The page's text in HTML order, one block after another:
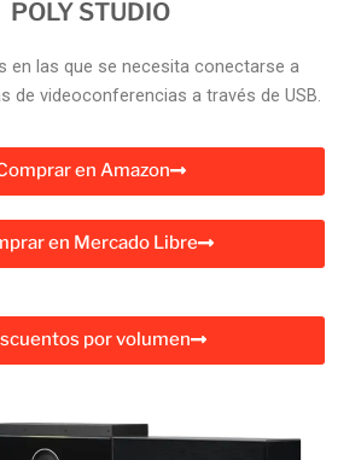
POLY STUDIO
en las que se necesita conectarse a
de videoconferencias a través de USB.
en Amazon
en Mercado Libre
por volumen